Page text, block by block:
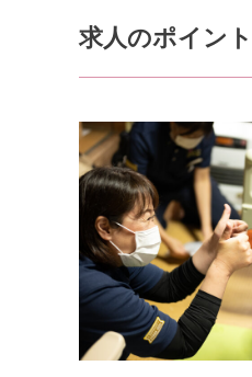
求人のポイント